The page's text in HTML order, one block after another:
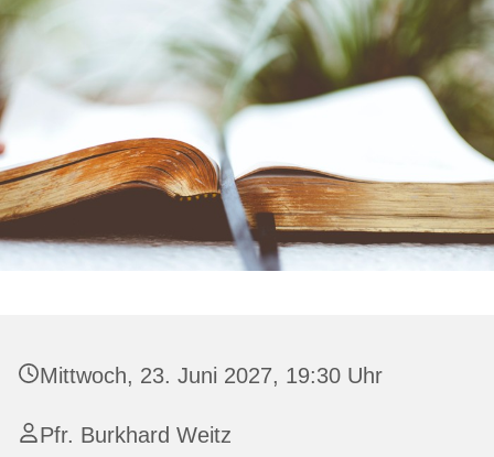
Mittwoch, 23. Juni 2027, 19:30 Uhr
Pfr. Burkhard Weitz